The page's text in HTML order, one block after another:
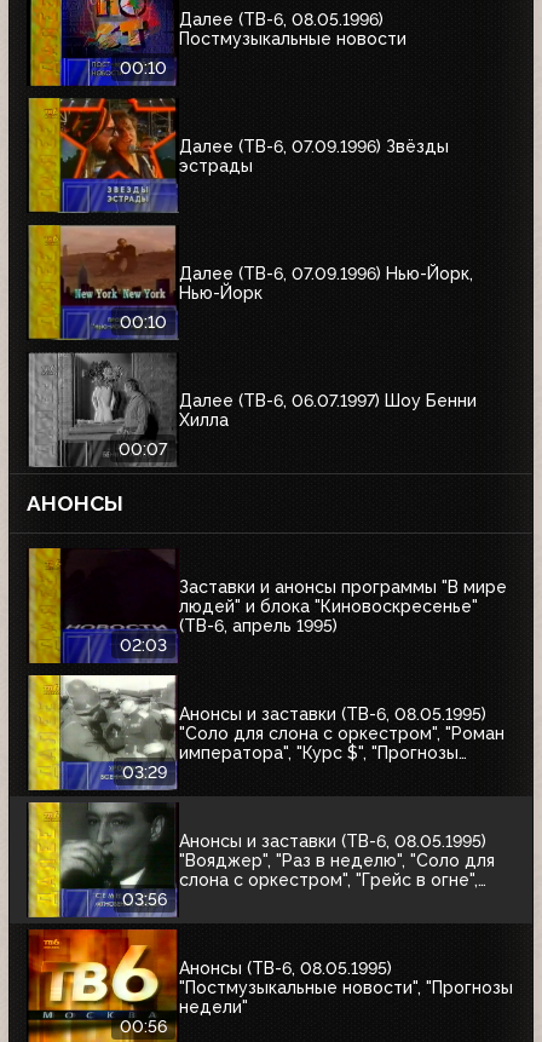
00:10
Далее (ТВ-6, 08.05.1996)
Постмузыкальные новости
Далее (ТВ-6, 07.09.1996) Звёзды
эстрады
00:10
Далее (ТВ-6, 07.09.1996) Нью-Йорк,
Нью-Йорк
00:07
Далее (ТВ-6, 06.07.1997) Шоу Бенни
Хилла
АНОНСЫ
02:03
Заставки и анонсы программы "В мире
людей" и блока "Киновоскресенье"
(ТВ-6, апрель 1995)
03:29
Анонсы и заставки (ТВ-6, 08.05.1995)
"Соло для слона с оркестром", "Роман
императора", "Курс $", "Прогнозы
03:56
Анонсы и заставки (ТВ-6, 08.05.1995)
"Вояджер", "Раз в неделю", "Соло для
слона с оркестром", "Грейс в огне",
00:56
Анонсы (ТВ-6, 08.05.1995)
"Постмузыкальные новости", "Прогнозы
недели"